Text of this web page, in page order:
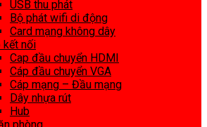
USB thu phát
Bộ phát wifi di động
Card mạng không dây
kết nối
Cap đầu chuyển HDMI
Cáp đầu chuyển VGA
Cáp mạng – Đầu mạng
Dây nhựa rút
Hub